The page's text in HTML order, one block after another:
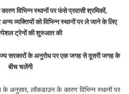
विभिन्न स्थानों पर फंसे प्रवासी श्रमिकों,
अन्य व्यक्तियों को विभिन्न स्थानों पर ले जाने के लिए
ट्रेनों की शुरुआत की
सरकारों के अनुरोध पर एक जगह से दूसरी जगह के
बीच चलेंगी
के अनुसार, लॉकडाउन के कारण विभिन्‍न स्‍थानों पर